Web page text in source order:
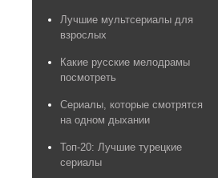
Лучшие мультсериалы для
взрослых
Какие русские мелодрамы
посмотреть
Сериалы, которые смотрятся
на одном дыхании
Топ-20: Лучшие турецкие
сериалы